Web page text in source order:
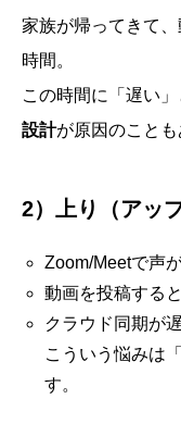
家族が帰ってきて
時間。
この時間に「遅い
設計が原因のことも
2）上り（アッ
Zoom/Meetで声
動画を投稿する
クラウド同期が
こういう悩みは
す。